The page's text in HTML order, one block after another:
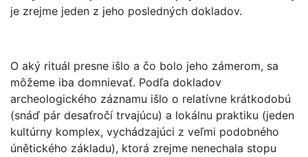
je zrejme jeden z jeho posledných dokladov.
O aký rituál presne išlo a čo bolo jeho zámerom, sa
môžeme iba domnievať. Podľa dokladov
archeologického záznamu išlo o relatívne krátkodobú
(snáď pár desaťročí trvajúcu) a lokálnu praktiku (jeden
kultúrny komplex, vychádzajúci z veľmi podobného
únětického základu), ktorá zrejme nenechala stopu